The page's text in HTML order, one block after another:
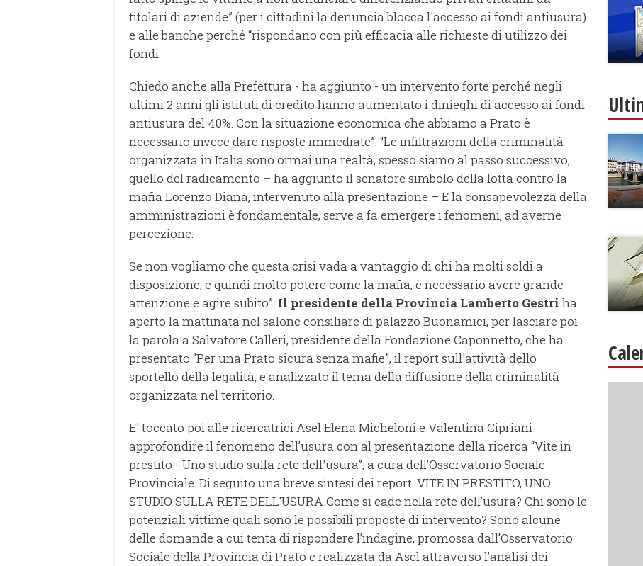
titolari di aziende” (per i cittadini la denuncia blocca l'accesso ai fondi antiusura)
e alle banche perché “rispondano con più efficacia alle richieste di utilizzo dei
fondi.
Chiedo anche alla Prefettura - ha aggiunto - un intervento forte perché negli
ultimi 2 anni gli istituti di credito hanno aumentato i dinieghi di accesso ai fondi
antiusura del 40%. Con la situazione economica che abbiamo a Prato è
necessario invece dare risposte immediate”. “Le infiltrazioni della criminalità
organizzata in Italia sono ormai una realtà, spesso siamo al passo successivo,
quello del radicamento – ha aggiunto il senatore simbolo della lotta contro la
mafia Lorenzo Diana, intervenuto alla presentazione – E la consapevolezza della
amministrazioni è fondamentale, serve a fa emergere i fenomeni, ad averne
percezione.
Se non vogliamo che questa crisi vada a vantaggio di chi ha molti soldi a
disposizione, e quindi molto potere come la mafia, è necessario avere grande
attenzione e agire subito”. Il presidente della Provincia Lamberto Gestri ha
aperto la mattinata nel salone consiliare di palazzo Buonamici, per lasciare poi
la parola a Salvatore Calleri, presidente della Fondazione Caponnetto, che ha
presentato “Per una Prato sicura senza mafie”, il report sull'attività dello
sportello della legalità, e analizzato il tema della diffusione della criminalità
organizzata nel territorio.
E' toccato poi alle ricercatrici Asel Elena Micheloni e Valentina Cipriani
approfondire il fenomeno dell’usura con al presentazione della ricerca “Vite in
prestito - Uno studio sulla rete dell'usura”, a cura dell’Osservatorio Sociale
Provinciale. Di seguito una breve sintesi dei report. VITE IN PRESTITO, UNO
STUDIO SULLA RETE DELL'USURA Come si cade nella rete dell’usura? Chi sono le
potenziali vittime quali sono le possibili proposte di intervento? Sono alcune
delle domande a cui tenta di rispondere l’indagine, promossa dall’Osservatorio
Sociale della Provincia di Prato e realizzata da Asel attraverso l’analisi dei